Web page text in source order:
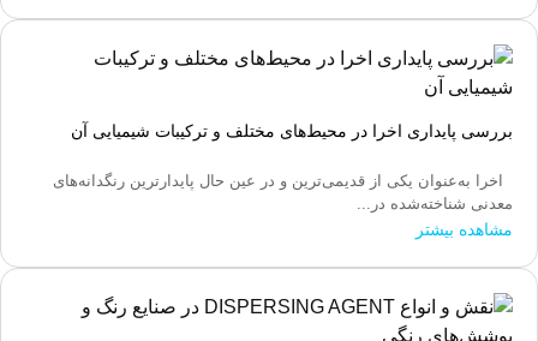
بررسی پایداری اخرا در محیط‌های مختلف و ترکیبات شیمیایی آن
اخرا به‌عنوان یکی از قدیمی‌ترین و در عین حال پایدارترین رنگدانه‌های
معدنی شناخته‌شده در...
مشاهده بیشتر